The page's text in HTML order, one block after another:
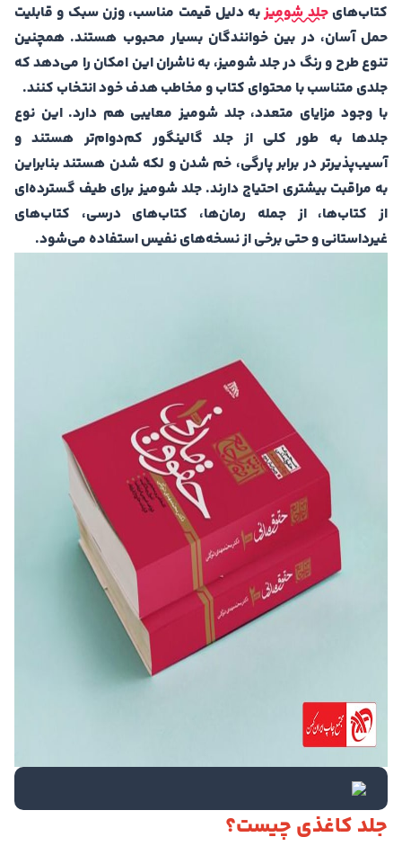
کتاب‌هایجلد شومیزبه دلیل قیمت مناسب، وزن سبک و قابلیت
حمل آسان، در بین خوانندگان بسیار محبوب هستند. همچنین
تنوع طرح و رنگ در جلد شومیز، به ناشران این امکان را می‌دهد که
جلدی متناسب با محتوای کتاب و مخاطب هدف خود انتخاب کنند.
با وجود مزایای متعدد، جلد شومیز معایبی هم دارد. این نوع
جلدها به طور کلی از جلد گالینگور کم‌دوام‌تر هستند و
آسیب‌پذیرتر در برابر پارگی، خم شدن و لکه شدن هستند بنابراین
به مراقبت بیشتری احتیاج دارند. جلد شومیز برای طیف گسترده‌ای
از کتاب‌ها، از جمله رمان‌ها، کتاب‌های درسی، کتاب‌های
غیرداستانی و حتی برخی از نسخه‌های نفیس استفاده می‌شود.
جلد کاغذی چیست؟